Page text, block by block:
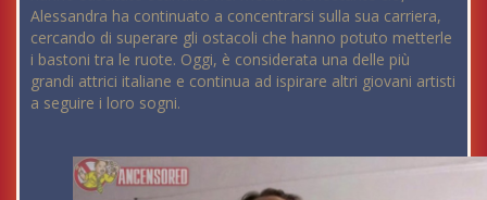
Alessandra ha continuato a concentrarsi sulla sua carriera,
cercando di superare gli ostacoli che hanno potuto metterle
i bastoni tra le ruote. Oggi, è considerata una delle più
grandi attrici italiane e continua ad ispirare altri giovani artisti
a seguire i loro sogni.